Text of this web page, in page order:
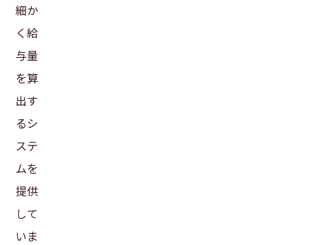
細か
く給
与量
を算
出す
るシ
ステ
ムを
提供
して
いま